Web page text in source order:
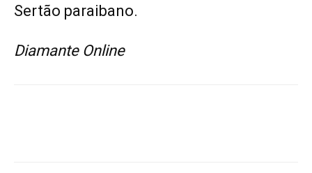
Sertão paraibano.
Diamante Online